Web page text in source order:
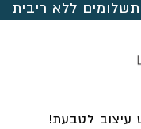
עיצוב לטבעת!